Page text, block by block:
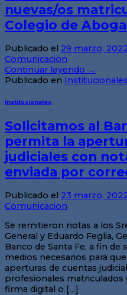
nuevas/os
Colegio de
Publicado el 29 marzo, 2022
Comunicacion
Continuar leyendo →
Publicado en Institucionales
Institucionales
Solicitamos al
permita la
judiciales con
enviada por
Publicado el 23 marzo, 2022
Comunicacion
Se remitieron notas a los
General y Eduardo Feglia,
Banco de Santa Fe, a fin
medios necesarios para
aperturas de cuentas
profesionales
firma digital o […]